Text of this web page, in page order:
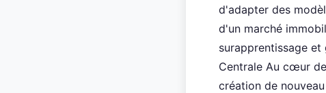
d'adapter des
d'un marché
surapprentissage et
Centrale Au cœur
création de